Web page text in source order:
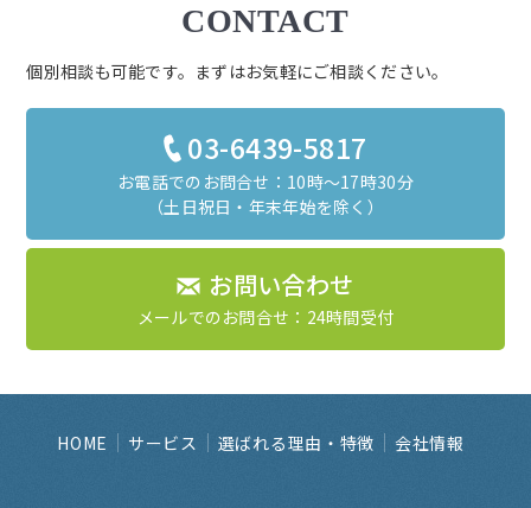
CONTACT
個別相談も可能です。まずはお気軽にご相談ください。
03-6439-5817
お電話でのお問合せ：10時～17時30分
（土日祝日・年末年始を除く）
お問い合わせ
メールでのお問合せ：24時間受付
HOME サービス 選ばれる理由・特徴 会社情報